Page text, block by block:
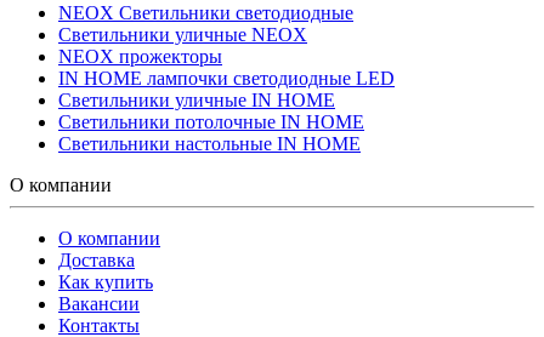
NEOX Светильники светодиодные
Светильники уличные NEOX
NEOX прожекторы
IN HOME лампочки светодиодные LED
Светильники уличные IN HOME
Светильники потолочные IN HOME
Светильники настольные IN HOME
О компании
О компании
Доставка
Как купить
Вакансии
Контакты